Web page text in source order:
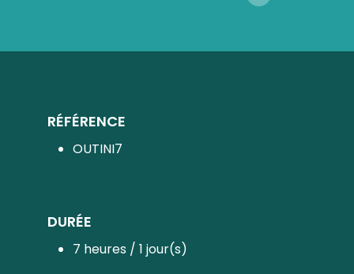
RÉFÉRENCE
OUTINI7
DURÉE
7 heures / 1 jour(s)